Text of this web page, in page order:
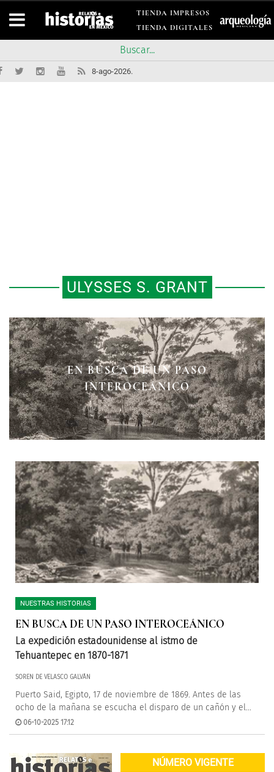
TIENDA IMPRESOS
TIENDA DIGITALES
8-ago-2026.
ULYSSES S. GRANT
EN BUSCA DE UN PASO
INTEROCEÁNICO
NUESTRAS HISTORIAS
EN BUSCA DE UN PASO INTEROCEÁNICO
La expedición estadounidense al istmo de
Tehuantepec en 1870-1871
SOREN DE VELASCO GALVÁN
Puerto Said, Egipto, 17 de noviembre de 1869. Antes de las
ocho de la mañana se escucha el disparo de un cañón y el...
06-10-2025 17:12
NÚMERO VIGENTE